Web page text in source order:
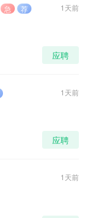
1天前
急 荐
应聘
1天前
应聘
1天前